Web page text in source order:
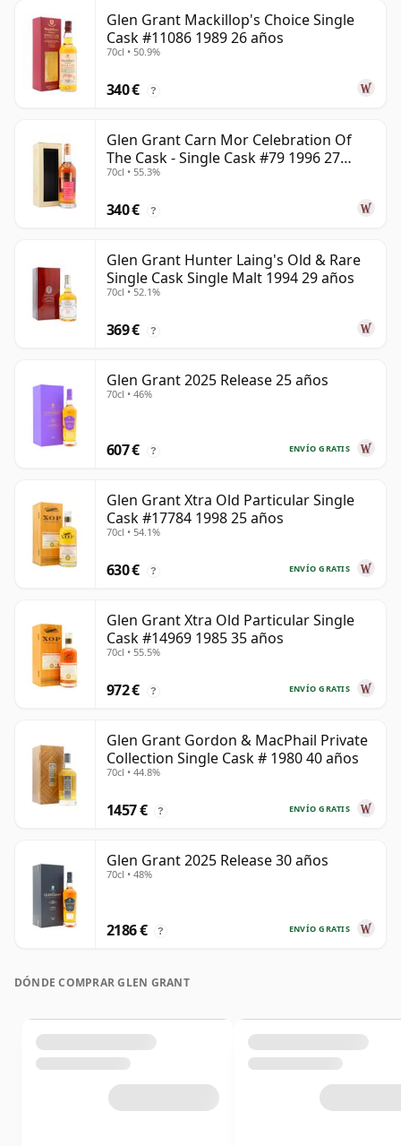
Glen Grant Mackillop's Choice Single
Cask #11086 1989 26 años
70cl • 50.9%
340 € ?
Glen Grant Carn Mor Celebration Of
The Cask - Single Cask #79 1996 27
años
70cl • 55.3%
340 € ?
Glen Grant Hunter Laing's Old & Rare
Single Cask Single Malt 1994 29 años
70cl • 52.1%
369 € ?
Glen Grant 2025 Release 25 años
70cl • 46%
ENVÍO GRATIS
607 € ?
Glen Grant Xtra Old Particular Single
Cask #17784 1998 25 años
70cl • 54.1%
ENVÍO GRATIS
630 € ?
Glen Grant Xtra Old Particular Single
Cask #14969 1985 35 años
70cl • 55.5%
ENVÍO GRATIS
972 € ?
Glen Grant Gordon & MacPhail Private
Collection Single Cask # 1980 40 años
70cl • 44.8%
ENVÍO GRATIS
1457 € ?
Glen Grant 2025 Release 30 años
70cl • 48%
ENVÍO GRATIS
2186 € ?
DÓNDE COMPRAR GLEN GRANT